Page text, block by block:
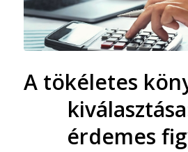
A tökéletes
érdemes